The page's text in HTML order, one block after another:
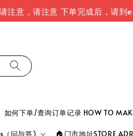
，请注意 下单完成后，请到
如何下单/查询订单记录 HOW TO
（问与答) 🏠门市地址STORE